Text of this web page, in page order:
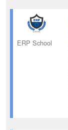
ERP School